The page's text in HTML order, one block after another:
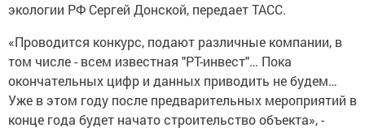
экологии РФ Сергей Донской, передает ТАСС.
«Проводится конкурс, подают различные компании, в
том числе - всем известная "РТ-инвест"… Пока
окончательных цифр и данных приводить не будем…
Уже в этом году после предварительных мероприятий в
конце года будет начато строительство объекта», -